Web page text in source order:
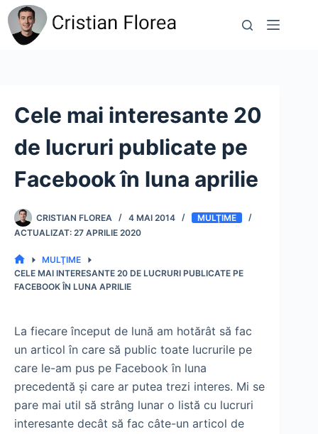
Sari
la
conținut
Cele mai interesante 20
de lucruri publicate pe
Facebook în luna aprilie
CRISTIAN FLOREA 4 MAI 2014
MULŢIME
27 APRILIE 2020
PRIMA
PAGINĂ
MULŢIME
CELE MAI INTERESANTE 20 DE LUCRURI PUBLICATE PE
FACEBOOK ÎN LUNA APRILIE
La fiecare început de lună am hotărât să fac
un articol în care să public toate lucrurile pe
care le-am pus pe Facebook în luna
precedentă şi care ar putea trezi interes. Mi se
pare mai util să strâng lunar o listă cu lucruri
interesante decât să fac câte-un articol de